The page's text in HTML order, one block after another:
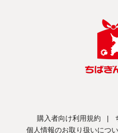
購入者向け利用規約 |
個人情報のお取り扱いにつ